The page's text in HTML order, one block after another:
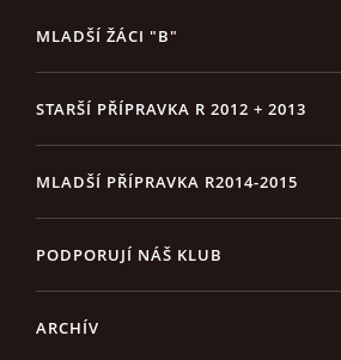
MLADŠÍ ŽÁCI "B"
STARŠÍ PŘÍPRAVKA R 2012 + 2013
MLADŠÍ PŘÍPRAVKA R2014-2015
PODPORUJÍ NÁŠ KLUB
ARCHÍV